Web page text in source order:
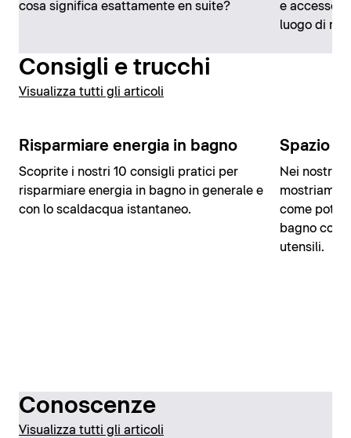
cosa significa esattamente en suite?
e accessori
luogo di
Consigli e trucchi
Visualizza tutti gli articoli
Risparmiare energia in bagno
Scoprite i nostri 10 consigli pratici per
risparmiare energia in bagno in generale e
con lo scaldacqua istantaneo.
Spazio
Nei nostri 8
mostriamo
come
bagno con
utensili.
Conoscenze
Visualizza tutti gli articoli